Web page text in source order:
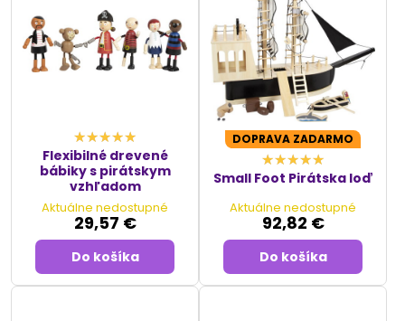
Flexibilné drevené
bábiky s pirátskym
vzhľadom
Aktuálne nedostupné
29,57 €
Do košíka
DOPRAVA ZADARMO
Small Foot Pirátska loď
Aktuálne nedostupné
92,82 €
Do košíka